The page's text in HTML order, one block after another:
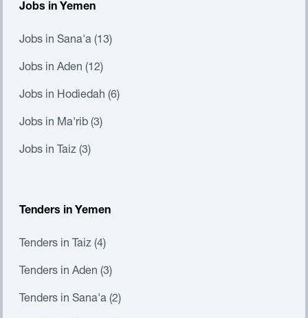
Jobs in Yemen
Jobs in Sana'a (13)
Jobs in Aden (12)
Jobs in Hodiedah (6)
Jobs in Ma'rib (3)
Jobs in Taiz (3)
Tenders in Yemen
Tenders in Taiz (4)
Tenders in Aden (3)
Tenders in Sana'a (2)